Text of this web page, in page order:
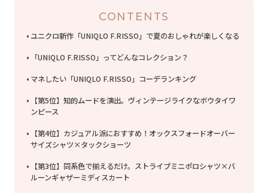
CONTENTS
ユニクロ新作「UNIQLO F.RISSO」で夏のおしゃれが楽しくなる
「UNIQLO F.RISSO」ってどんなコレクション？
マネしたい「UNIQLO F.RISSO」コーデランキング
【第5位】知的ムードを演出。ヴィンテージライクなボウタイワ
ンピース
【第4位】カジュアル派におすすめ！オックスフォードオーバー
サイズシャツ×タックショーツ
【第3位】同系色で揃えるだけ。ストライプミニポロシャツ×バ
ルーンギャザーミディスカート